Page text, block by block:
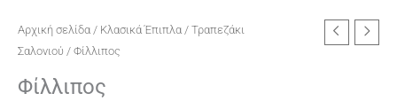
Αρχική σελίδα / Κλασικά Έπιπλα / Τραπεζάκι
Σαλονιού / Φίλλιπος
Φίλλιπος